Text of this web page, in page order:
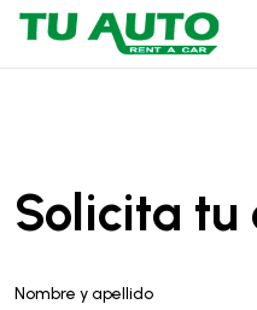
Solicita tu
Nombre y apellido